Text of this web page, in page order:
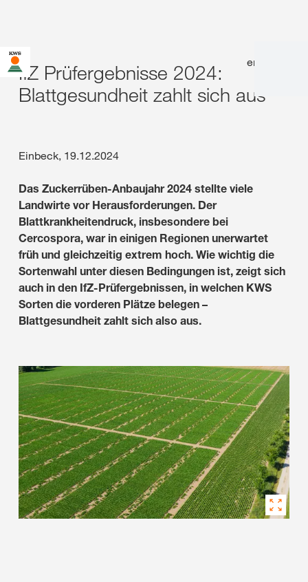
en
IfZ Prüfergebnisse 2024:
Blattgesundheit zahlt sich aus
Einbeck, 19.12.2024
Das Zuckerrüben-Anbaujahr 2024 stellte viele
Landwirte vor Herausforderungen. Der
Blattkrankheitendruck, insbesondere bei
Cercospora, war in einigen Regionen unerwartet
früh und gleichzeitig extrem hoch. Wie wichtig die
Sortenwahl unter diesen Bedingungen ist, zeigt sich
auch in den IfZ-Prüfergebnissen, in welchen KWS
Sorten die vorderen Plätze belegen –
Blattgesundheit zahlt sich also aus.